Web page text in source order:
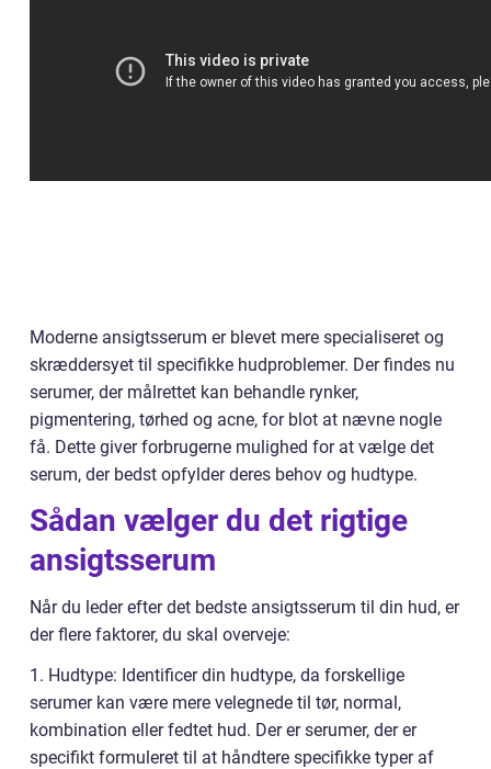
Moderne ansigtsserum er blevet mere specialiseret og
skræddersyet til specifikke hudproblemer. Der findes nu
serumer, der målrettet kan behandle rynker,
pigmentering, tørhed og acne, for blot at nævne nogle
få. Dette giver forbrugerne mulighed for at vælge det
serum, der bedst opfylder deres behov og hudtype.
Sådan vælger du det rigtige
ansigtsserum
Når du leder efter det bedste ansigtsserum til din hud, er
der flere faktorer, du skal overveje:
1. Hudtype: Identificer din hudtype, da forskellige
serumer kan være mere velegnede til tør, normal,
kombination eller fedtet hud. Der er serumer, der er
specifikt formuleret til at håndtere specifikke typer af